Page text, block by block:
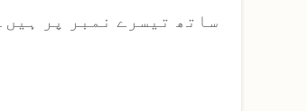
ساتھ تیسرے نمبر پر ہیں۔